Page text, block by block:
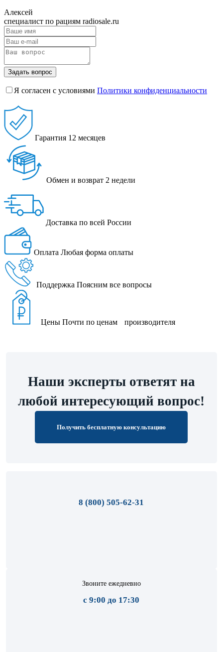
Алексей
специалист по рациям radiosale.ru
Задать вопрос
Я согласен с условиями Политики конфиденциальности
Гарантия 12 месяцев
Обмен и возврат 2 недели
Доставка по всей России
Оплата Любая форма оплаты
Поддержка Поясним все вопросы
Цены Почти по ценам производителя
Наши эксперты ответят на
любой интересующий вопрос!
Получить бесплатную консультацию
8 (800) 505-62-31
Звоните ежедневно
с 9:00 до 17:30